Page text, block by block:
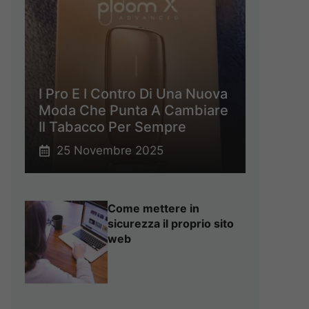
I Pro E I Contro Di Una Nuova
Moda Che Punta A Cambiare
Il Tabacco Per Sempre
25 Novembre 2025
Come mettere in
sicurezza il proprio sito
web